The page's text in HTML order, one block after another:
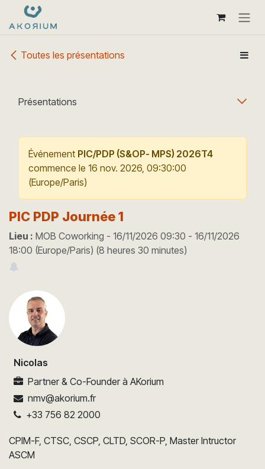
Se rendre au contenu
Toutes les présentations
Présentations
Événement PIC/PDP (S&OP- MPS) 2026T4
commence le 16 nov. 2026, 09:30:00
(Europe/Paris)
PIC PDP Journée 1
Lieu : MOB Coworking - 16/11/2026 09:30 - 16/11/2026
18:00 (Europe/Paris) (8 heures 30 minutes)
Nicolas
Partner & Co-Founder à AKorium
nmv@akorium.fr
+33 756 82 2000
CPIM-F, CTSC, CSCP, CLTD, SCOR-P, Master Intructor
ASCM